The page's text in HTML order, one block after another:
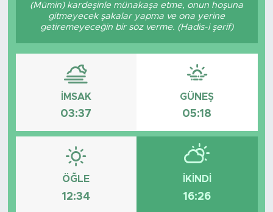
(Mümin) kardeşinle münakaşa etme, onun hoşuna
gitmeyecek şakalar yapma ve ona yerine
getiremeyeceğin bir söz verme. (Hadis-i şerif)
İMSAK
03:37
GÜNEŞ
05:18
ÖĞLE
12:34
İKINDI
16:26
BİLİM-TEKNOLOJİ
RÖPÖRTAJ
ANALİZ
NOSTALJİ
YAZARLAR